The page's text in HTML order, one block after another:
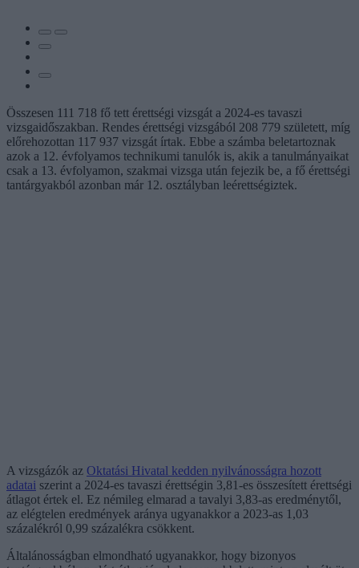
Összesen 111 718 fő tett érettségi vizsgát a 2024-es tavaszi
vizsgaidőszakban. Rendes érettségi vizsgából 208 779 született, míg
előrehozottan 117 937 vizsgát írtak. Ebbe a számba beletartoznak
azok a 12. évfolyamos technikumi tanulók is, akik a tanulmányaikat
csak a 13. évfolyamon, szakmai vizsga után fejezik be, a fő érettségi
tantárgyakból azonban már 12. osztályban leérettségiztek.
A vizsgázók az Oktatási Hivatal kedden nyilvánosságra hozott
adatai szerint a 2024-es tavaszi érettségin 3,81-es összesített érettségi
átlagot értek el. Ez némileg elmarad a tavalyi 3,83-as eredménytől,
az elégtelen eredmények aránya ugyanakkor a 2023-as 1,03
százalékról 0,99 százalékra csökkent.
Általánosságban elmondható ugyanakkor, hogy bizonyos